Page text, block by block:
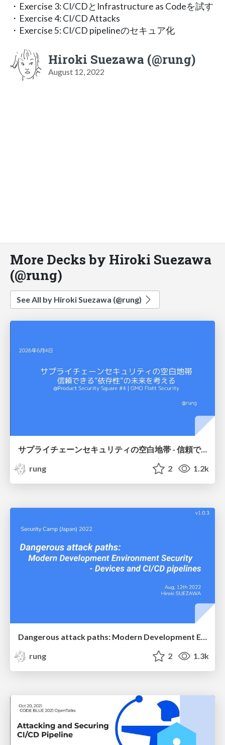
・Exercise 3: CI/CDとInfrastructure as Codeを試す
・Exercise 4: CI/CD Attacks
・Exercise 5: CI/CD pipelineのセキュア化
Hiroki Suezawa (@rung)
August 12, 2022
More Decks by Hiroki Suezawa
(@rung)
See All by Hiroki Suezawa (@rung)
サプライチェーンセキュリティの空白地帯 - 信頼できる”依存性”の未来を考える
rung
2 1.2k
rung
2 1.3k